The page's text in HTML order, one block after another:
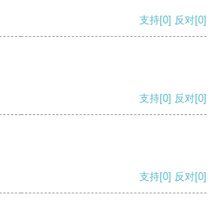
支持[0] 反对[0]
支持[0] 反对[0]
支持[0] 反对[0]